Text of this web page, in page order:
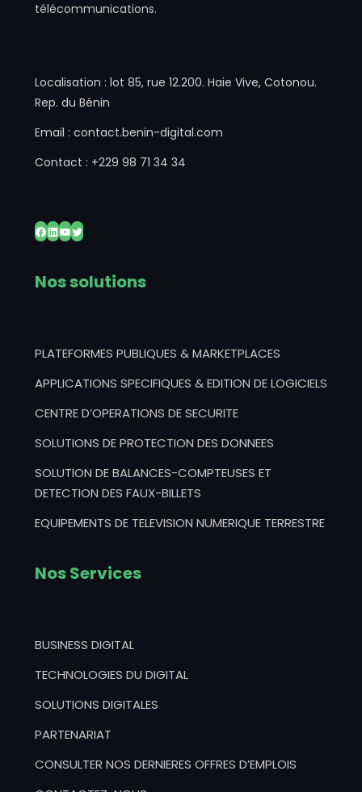
télécommunications.
Localisation : lot 85, rue 12.200. Haie Vive, Cotonou.
Rep. du Bénin
Email : contact.benin-digital.com
Contact : +229 98 71 34 34
Facebook
LinkedIn
YouTube
Twitter
Nos solutions
PLATEFORMES PUBLIQUES & MARKETPLACES
APPLICATIONS SPECIFIQUES & EDITION DE LOGICIELS
CENTRE D’OPERATIONS DE SECURITE
SOLUTIONS DE PROTECTION DES DONNEES
SOLUTION DE BALANCES-COMPTEUSES ET
DETECTION DES FAUX-BILLETS
EQUIPEMENTS DE TELEVISION NUMERIQUE TERRESTRE
Nos Services
BUSINESS DIGITAL
TECHNOLOGIES DU DIGITAL
SOLUTIONS DIGITALES
PARTENARIAT
CONSULTER NOS DERNIERES OFFRES D’EMPLOIS